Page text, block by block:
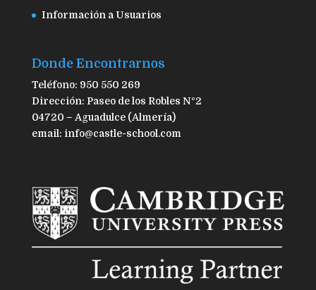
Información a Usuarios
Donde Encontrarnos
Teléfono: 950 550 269
Dirección: Paseo de los Robles Nº2
04720 – Aguadulce (Almería)
email: info@castle-school.com